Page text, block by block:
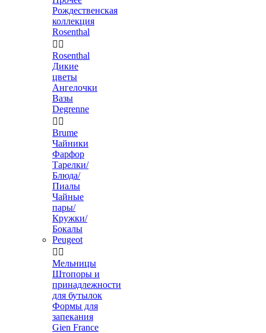
Рождественская
коллекция
Rosenthal
 
Rosenthal
Дикие
цветы
Ангелочки
Вазы
Degrenne
 
Brume
Чайники
Фарфор
Тарелки/
Блюда/
Пиалы
Чайные
пары/
Кружки/
Бокалы
Peugeot
 
Мельницы
Штопоры и
принадлежности
для бутылок
Формы для
запекания
Gien France